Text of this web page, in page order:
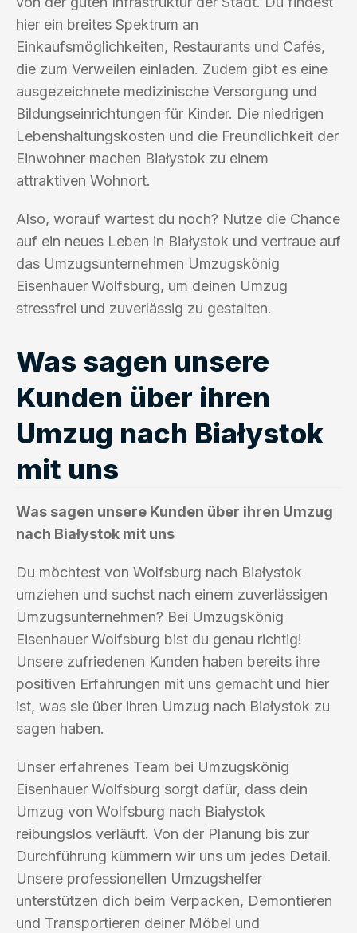
hier ein breites Spektrum an
Einkaufsmöglichkeiten, Restaurants und Cafés,
die zum Verweilen einladen. Zudem gibt es eine
ausgezeichnete medizinische Versorgung und
Bildungseinrichtungen für Kinder. Die niedrigen
Lebenshaltungskosten und die Freundlichkeit der
Einwohner machen Białystok zu einem
attraktiven Wohnort.
Also, worauf wartest du noch? Nutze die Chance
auf ein neues Leben in Białystok und vertraue auf
das Umzugsunternehmen Umzugskönig
Eisenhauer Wolfsburg, um deinen Umzug
stressfrei und zuverlässig zu gestalten.
Was sagen unsere
Kunden über ihren
Umzug nach Białystok
mit uns
Was sagen unsere Kunden über ihren Umzug
nach Białystok mit uns
Du möchtest von Wolfsburg nach Białystok
umziehen und suchst nach einem zuverlässigen
Umzugsunternehmen? Bei Umzugskönig
Eisenhauer Wolfsburg bist du genau richtig!
Unsere zufriedenen Kunden haben bereits ihre
positiven Erfahrungen mit uns gemacht und hier
ist, was sie über ihren Umzug nach Białystok zu
sagen haben.
Unser erfahrenes Team bei Umzugskönig
Eisenhauer Wolfsburg sorgt dafür, dass dein
Umzug von Wolfsburg nach Białystok
reibungslos verläuft. Von der Planung bis zur
Durchführung kümmern wir uns um jedes Detail.
Unsere professionellen Umzugshelfer
unterstützen dich beim Verpacken, Demontieren
und Transportieren deiner Möbel und